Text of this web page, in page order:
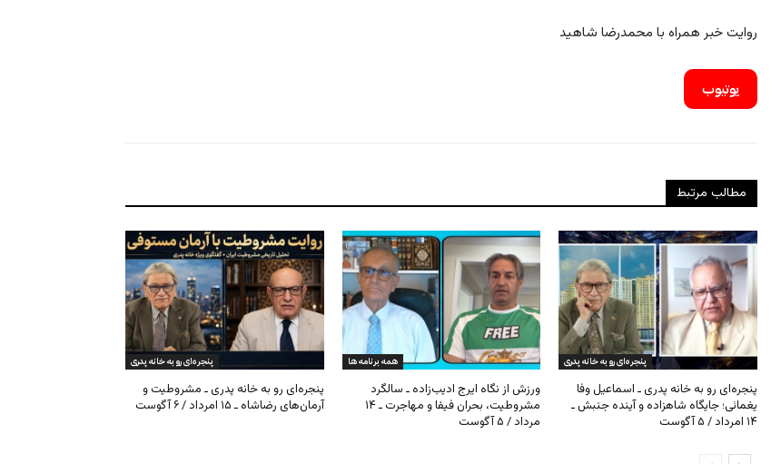
روایت خبر همراه با محمدرضا شاهید
یوتیوب
مطالب مرتبط
پنجره‌ای رو به خانه پدری
پنجره‌ای رو به خانه پدری ـ مشروطیت و
آرمان‌های رضاشاه ـ ۱۵ امرداد / ۶ آگوست
همه برنامه ها
ورزش از نگاه ایرج ادیب‌زاده ـ سالگرد
مشروطیت، بحران فیفا و مهاجرت ـ ۱۴
مرداد / ۵ آگوست
پنجره‌ای رو به خانه پدری
پنجره‌ای رو به خانه پدری ـ اسماعیل وفا
یغمائی؛ جایگاه شاهزاده و آینده جنبش ـ
۱۴ امرداد / ۵ آگوست